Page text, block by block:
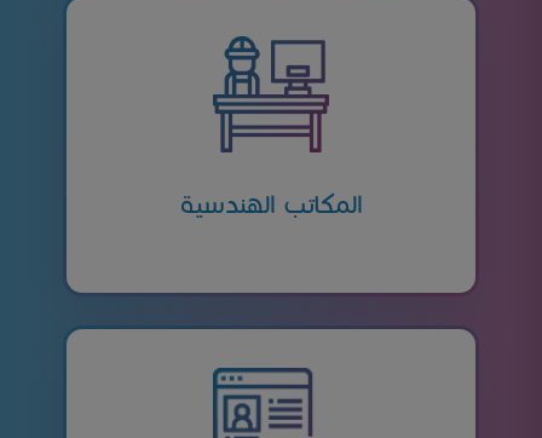
المكاتب الهندسية